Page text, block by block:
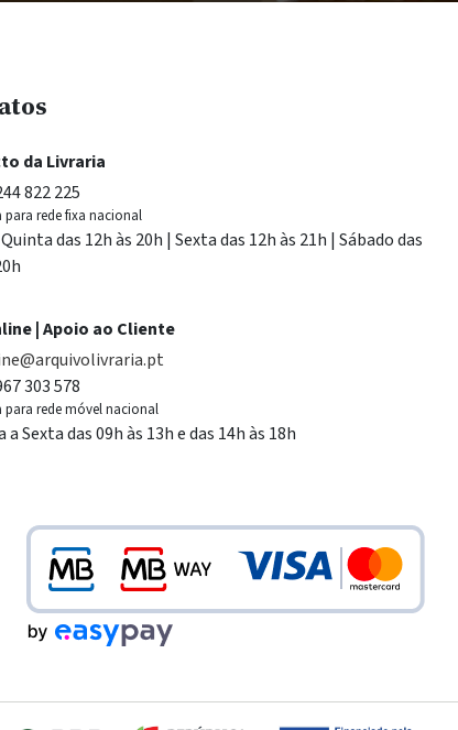
da Livraria
822 225
para rede fixa nacional
das 12h às 20h | Sexta das 12h às 21h | Sábado das
| Apoio ao Cliente
303 578
para rede móvel nacional
a Sexta das 09h às 13h e das 14h às 18h